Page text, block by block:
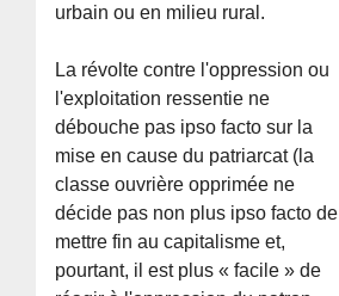
urbain ou en milieu rural.
La révolte contre l'oppression ou
l'exploitation ressentie ne
débouche pas ipso facto sur la
mise en cause du patriarcat (la
classe ouvrière opprimée ne
décide pas non plus ipso facto de
mettre fin au capitalisme et,
pourtant, il est plus « facile » de